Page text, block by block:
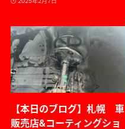
2025年2月7日
【本日のブログ】札幌 車
販売店&コーティングショ